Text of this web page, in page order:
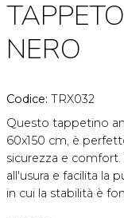
NERO
Codice: TRX032
Questo tappetino
60x150 cm, è
sicurezza e
all'usura e facilita la
in cui la stabilità è